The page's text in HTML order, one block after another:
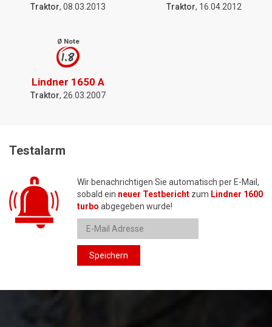
Traktor, 08.03.2013 Traktor, 16.04.2012
Ø Note
1.8
Lindner 1650 A
Traktor, 26.03.2007
Testalarm
Wir benachrichtigen Sie automatisch per E-Mail,
sobald ein neuer Testbericht zum Lindner 1600
turbo abgegeben wurde!
Speichern